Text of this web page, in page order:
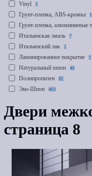
Vinyl 5
Грунт-пленка, ABS-кромка 1
Грунт-пленка, алюминиевые
Итальянская эмаль 7
Итальянский лак 2
Ламинированное покрытие 2
Натуральный шпон 46
Полипропилен 82
Эко-Шпон 403
Эко-Шпон, Полипропилен 1
Эмаль
Двери
страница 8